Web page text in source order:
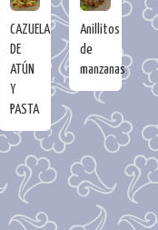
CAZUELA
DE
ATÚN
Y
PASTA
Anillitos
de
manzanas